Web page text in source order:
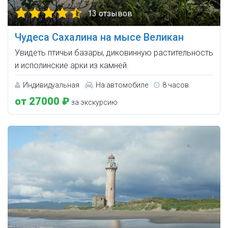
13 отзывов
Чудеса Сахалина на мысе Великан
Увидеть птичьи базары, диковинную растительность
и исполинские арки из камней.
Индивидуальная На автомобиле 8 часов
от 27000 ₽ за экскурсию